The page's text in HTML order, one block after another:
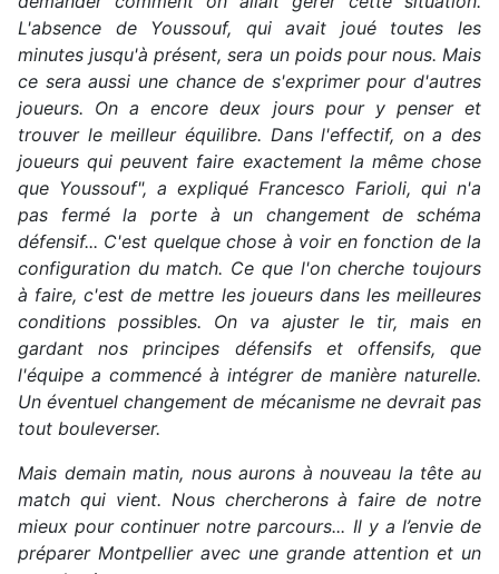
L'absence de Youssouf, qui avait joué toutes les
minutes jusqu'à présent, sera un poids pour nous. Mais
ce sera aussi une chance de s'exprimer pour d'autres
joueurs. On a encore deux jours pour y penser et
trouver le meilleur équilibre. Dans l'effectif, on a des
joueurs qui peuvent faire exactement la même chose
que Youssouf", a expliqué Francesco Farioli, qui n'a
pas fermé la porte à un changement de schéma
défensif... C'est quelque chose à voir en fonction de la
configuration du match. Ce que l'on cherche toujours
à faire, c'est de mettre les joueurs dans les meilleures
conditions possibles. On va ajuster le tir, mais en
gardant nos principes défensifs et offensifs, que
l'équipe a commencé à intégrer de manière naturelle.
Un éventuel changement de mécanisme ne devrait pas
tout bouleverser.
Mais demain matin, nous aurons à nouveau la tête au
match qui vient. Nous chercherons à faire de notre
mieux pour continuer notre parcours... Il y a l’envie de
préparer Montpellier avec une grande attention et un